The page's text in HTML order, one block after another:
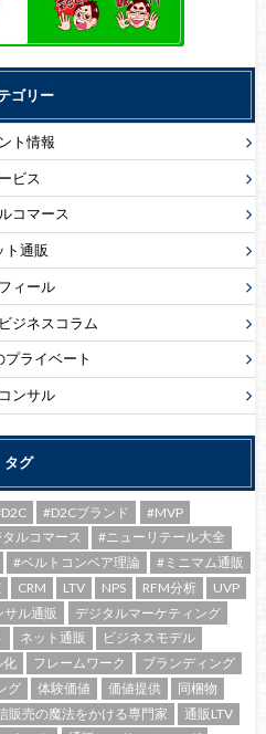
ゴリー
ト情報
ビス
コマース
ト通販
ィール
ジネスコラム
ライベート
ンサル
タグ
#D2Cブランド
#MVP
ルコマース
#ニューリテール大全
#ベルトコンベア理論
#ミニマム通販
CRM LTV NPS RFM分析
UVP
サル通販
デジタルマーケティング
ネット通販
ビジネスモデル
化 フレームワーク
ブランディング
グ 体験価値 価値提供
同梱物
販売の魔法をかける専門家
通販LTV